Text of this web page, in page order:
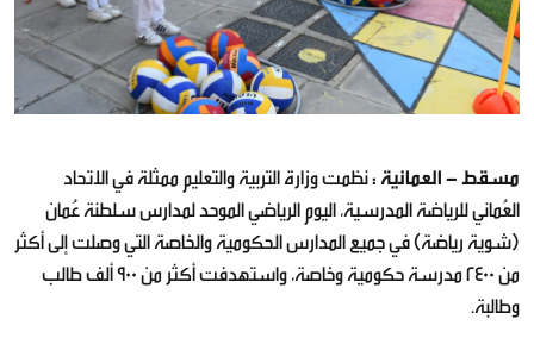
مسقط - العمانية :نظمت وزارة التربية والتعليم ممثلة في الاتحاد
العُماني للرياضة المدرسية، اليوم الرياضي الموحد لمدارس سلطنة عُمان
(شوية رياضة) في جميع المدارس الحكومية والخاصة التي وصلت إلى أكثر
من 2400 مدرسة حكومية وخاصة، واستهدفت أكثر من 900 ألف طالب
وطالبة.